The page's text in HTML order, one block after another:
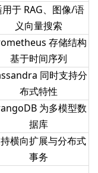
用于 RAG、图像/语
义向量搜索
存储结构
基于时间序列
同时支持分
布式特性
为多模型数
据库
横向扩展与分布式
事务